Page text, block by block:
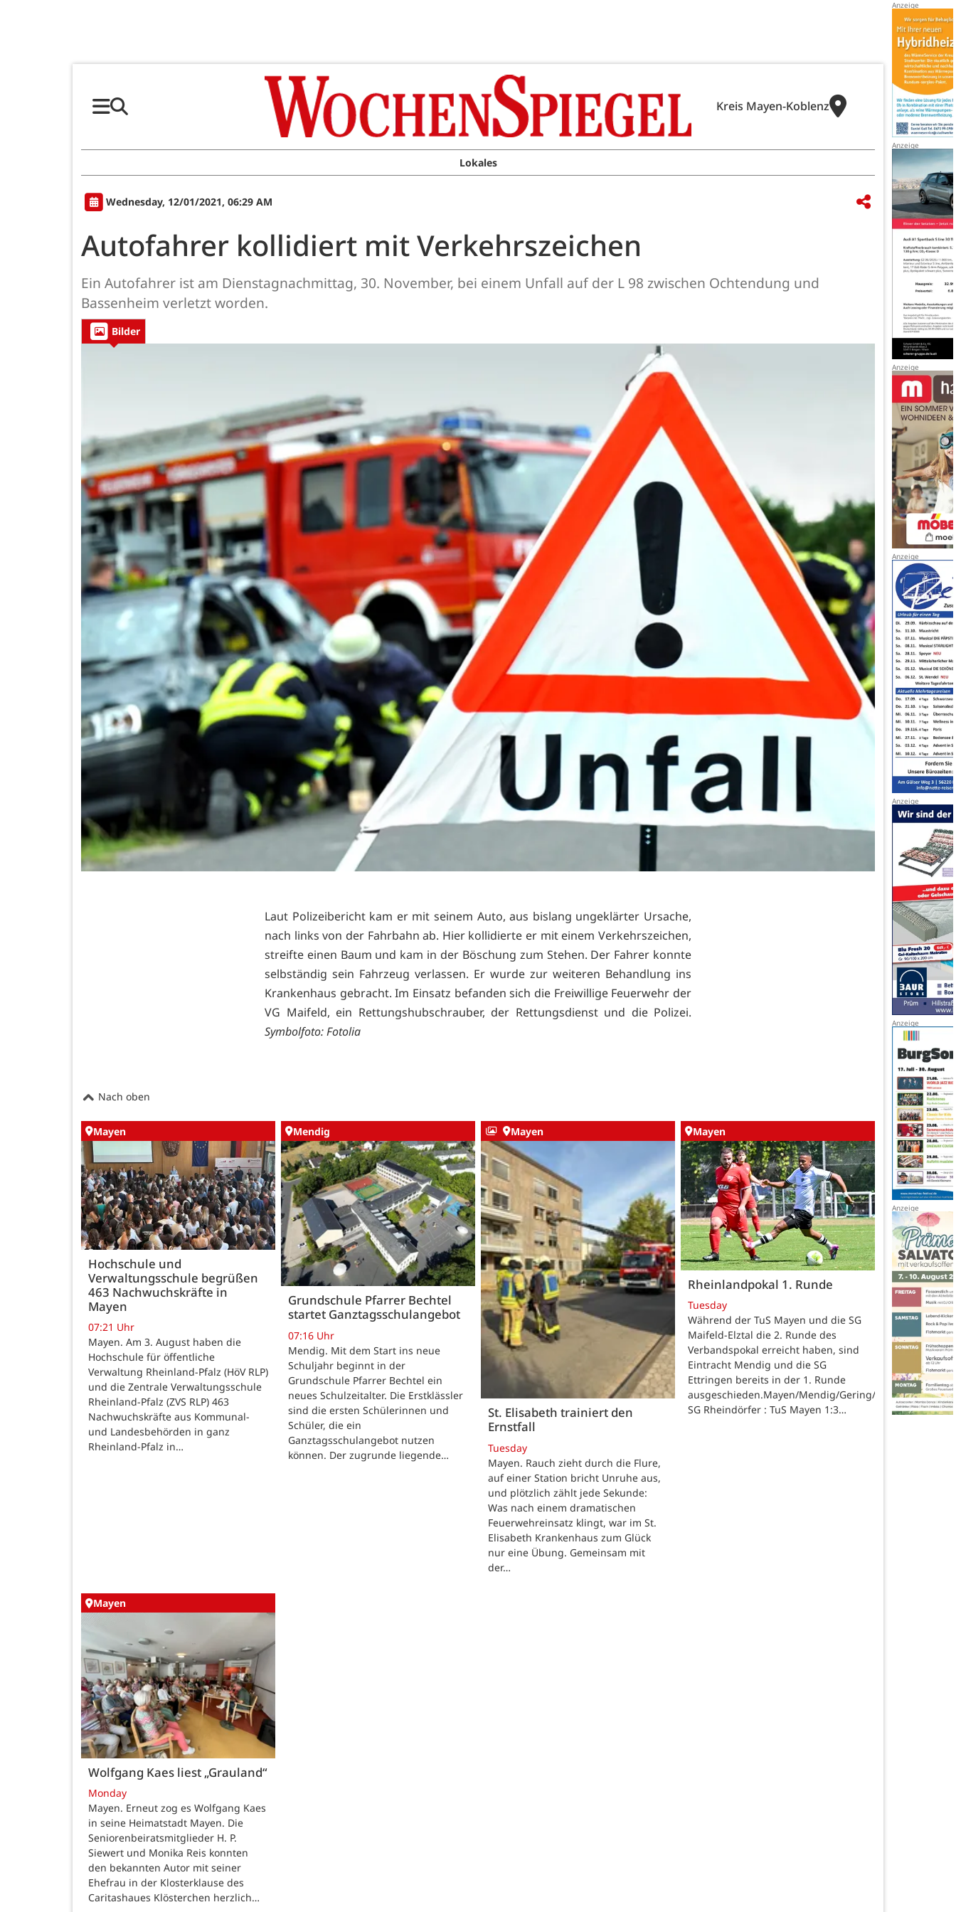
Kreis Mayen-Koblenz
Lokales
Wednesday, 12/01/2021, 06:29 AM
Autofahrer kollidiert mit Verkehrszeichen
Ein Autofahrer ist am Dienstagnachmittag, 30. November, bei einem Unfall auf der L 98 zwischen Ochtendung und
Bassenheim verletzt worden.
Bilder
Laut Polizeibericht kam er mit seinem Auto, aus bislang ungeklärter Ursache,
nach links von der Fahrbahn ab. Hier kollidierte er mit einem Verkehrszeichen,
streifte einen Baum und kam in der Böschung zum Stehen. Der Fahrer konnte
selbständig sein Fahrzeug verlassen. Er wurde zur weiteren Behandlung ins
Krankenhaus gebracht. Im Einsatz befanden sich die Freiwillige Feuerwehr der
VG Maifeld, ein Rettungshubschrauber, der Rettungsdienst und die Polizei.
Symbolfoto: Fotolia
Nach oben
Mayen
Hochschule und
Verwaltungsschule begrüßen
463 Nachwuchskräfte in
Mayen
07:21 Uhr
Mayen. Am 3. August haben die
Hochschule für öffentliche
Verwaltung Rheinland-Pfalz (HöV RLP)
und die Zentrale Verwaltungsschule
Rheinland-Pfalz (ZVS RLP) 463
Nachwuchskräfte aus Kommunal-
und Landesbehörden in ganz
Rheinland-Pfalz in…
Mendig
Grundschule Pfarrer Bechtel
startet Ganztagsschulangebot
07:16 Uhr
Mendig. Mit dem Start ins neue
Schuljahr beginnt in der
Grundschule Pfarrer Bechtel ein
neues Schulzeitalter. Die Erstklässler
sind die ersten Schülerinnen und
Schüler, die ein
Ganztagsschulangebot nutzen
können. Der zugrunde liegende…
Mayen
St. Elisabeth trainiert den
Ernstfall
Tuesday
Mayen. Rauch zieht durch die Flure,
auf einer Station bricht Unruhe aus,
und plötzlich zählt jede Sekunde:
Was nach einem dramatischen
Feuerwehreinsatz klingt, war im St.
Elisabeth Krankenhaus zum Glück
nur eine Übung. Gemeinsam mit
der…
Mayen
Rheinlandpokal 1. Runde
Tuesday
Während der TuS Mayen und die SG
Maifeld-Elztal die 2. Runde des
Verbandspokal erreicht haben, sind
Eintracht Mendig und die SG
Ettringen bereits in der 1. Runde
ausgeschieden.Mayen/Mendig/Gering/Ettringen.
SG Rheindörfer : TuS Mayen 1:3…
Mayen
Wolfgang Kaes liest „Grauland“
Monday
Mayen. Erneut zog es Wolfgang Kaes
in seine Heimatstadt Mayen. Die
Seniorenbeiratsmitglieder H. P.
Siewert und Monika Reis konnten
den bekannten Autor mit seiner
Ehefrau in der Klosterklause des
Caritashaues Klösterchen herzlich…